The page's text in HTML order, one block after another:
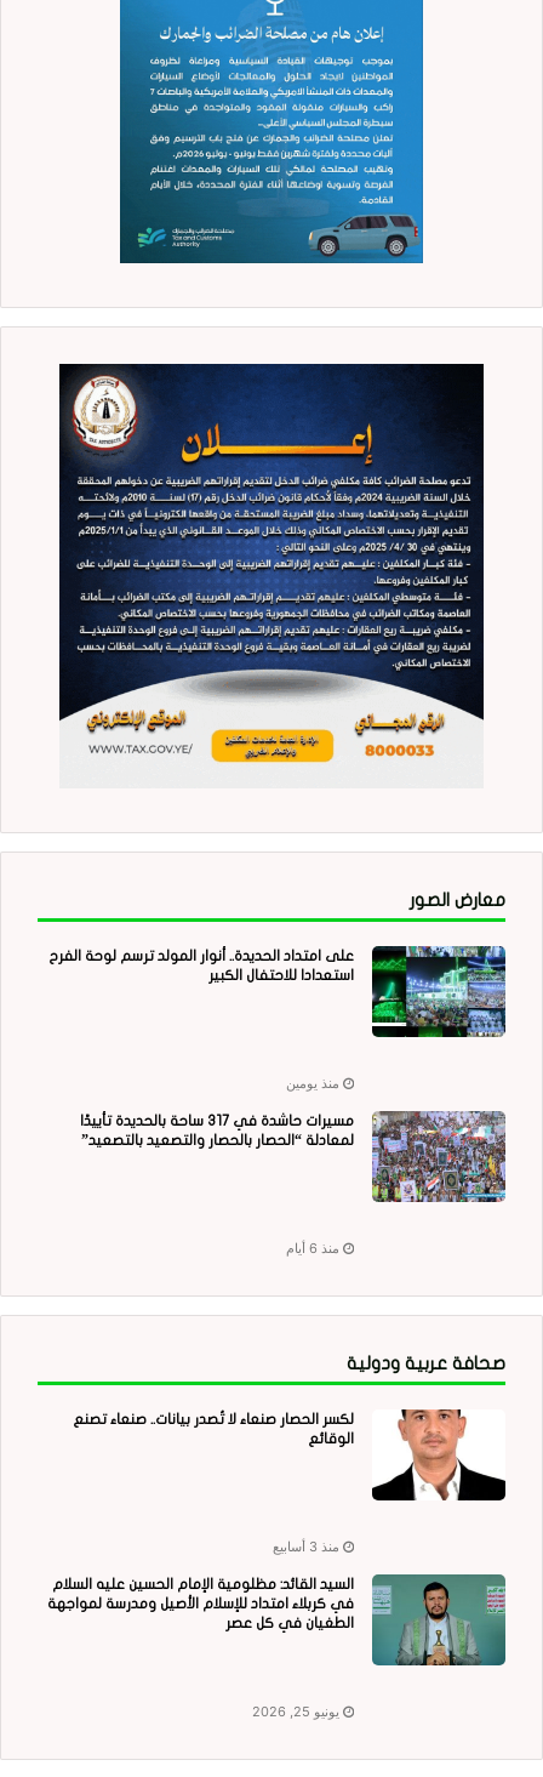
معارض الصور
على امتداد الحديدة.. أنوار المولد ترسم لوحة الفرح
استعدادا للاحتفال الكبير
منذ يومين
مسيرات حاشدة في 317 ساحة بالحديدة تأييدًا
لمعادلة “الحصار بالحصار والتصعيد بالتصعيد”
منذ 6 أيام
صحافة عربية ودولية
لكسر الحصار صنعاء لا تُصدر بيانات.. صنعاء تصنع
الوقائع
منذ 3 أسابيع
السيد القائد: مظلومية الإمام الحسين عليه السلام
في كربلاء امتداد للإسلام الأصيل ومدرسة لمواجهة
الطغيان في كل عصر
يونيو 25, 2026